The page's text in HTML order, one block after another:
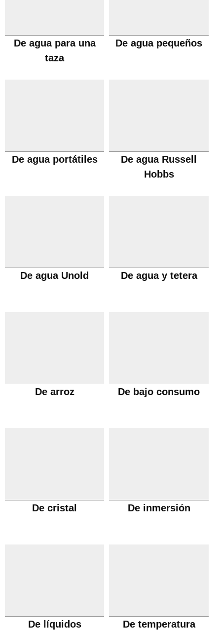
De agua para una
taza
De agua pequeños
De agua portátiles
De agua Russell
Hobbs
De agua Unold De agua y tetera
De arroz De bajo consumo
De cristal De inmersión
De líquidos De temperatura